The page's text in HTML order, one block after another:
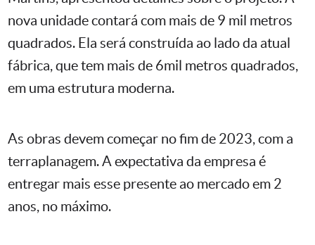
nova unidade contará com mais de 9 mil metros
quadrados. Ela será construída ao lado da atual
fábrica, que tem mais de 6mil metros quadrados,
em uma estrutura moderna.
As obras devem começar no fim de 2023, com a
terraplanagem. A expectativa da empresa é
entregar mais esse presente ao mercado em 2
anos, no máximo.